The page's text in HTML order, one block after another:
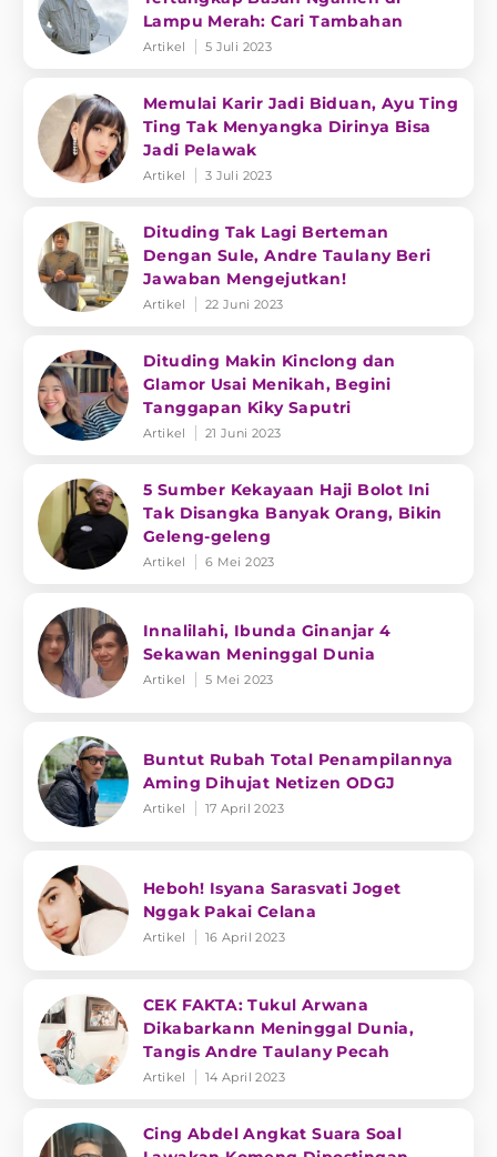
Lampu Merah: Cari Tambahan
Artikel 5 Juli 2023
Memulai Karir Jadi Biduan, Ayu Ting
Ting Tak Menyangka Dirinya Bisa
Jadi Pelawak
Artikel 3 Juli 2023
Dituding Tak Lagi Berteman
Dengan Sule, Andre Taulany Beri
Jawaban Mengejutkan!
Artikel 22 Juni 2023
Dituding Makin Kinclong dan
Glamor Usai Menikah, Begini
Tanggapan Kiky Saputri
Artikel 21 Juni 2023
5 Sumber Kekayaan Haji Bolot Ini
Tak Disangka Banyak Orang, Bikin
Geleng-geleng
Artikel 6 Mei 2023
Innalilahi, Ibunda Ginanjar 4
Sekawan Meninggal Dunia
Artikel 5 Mei 2023
Buntut Rubah Total Penampilannya
Aming Dihujat Netizen ODGJ
Artikel 17 April 2023
Heboh! Isyana Sarasvati Joget
Nggak Pakai Celana
Artikel 16 April 2023
CEK FAKTA: Tukul Arwana
Dikabarkann Meninggal Dunia,
Tangis Andre Taulany Pecah
Artikel 14 April 2023
Cing Abdel Angkat Suara Soal